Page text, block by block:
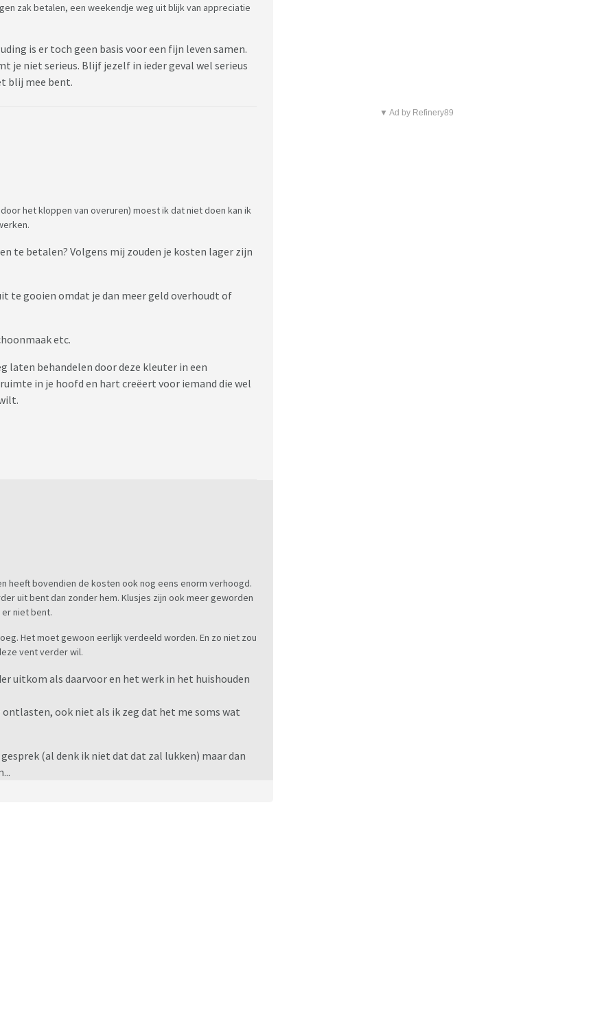
zak betalen, een weekendje weg uit blijk van appreciatie
is er toch geen basis voor een fijn leven samen.
je niet serieus. Blijf jezelf in ieder geval wel serieus
blij mee bent.
het kloppen van overuren) moest ik dat niet doen kan ik
te betalen? Volgens mij zouden je kosten lager zijn
te gooien omdat je dan meer geld overhoudt of
etc.
laten behandelen door deze kleuter in een
in je hoofd en hart creëert voor iemand die wel
heeft bovendien de kosten ook nog eens enorm verhoogd.
uit bent dan zonder hem. Klusjes zijn ook meer geworden
niet bent.
Het moet gewoon eerlijk verdeeld worden. En zo niet zou
vent verder wil.
uitkom als daarvoor en het werk in het huishouden
ook niet als ik zeg dat het me soms wat
(al denk ik niet dat dat zal lukken) maar dan
▼ Ad by Refinery89